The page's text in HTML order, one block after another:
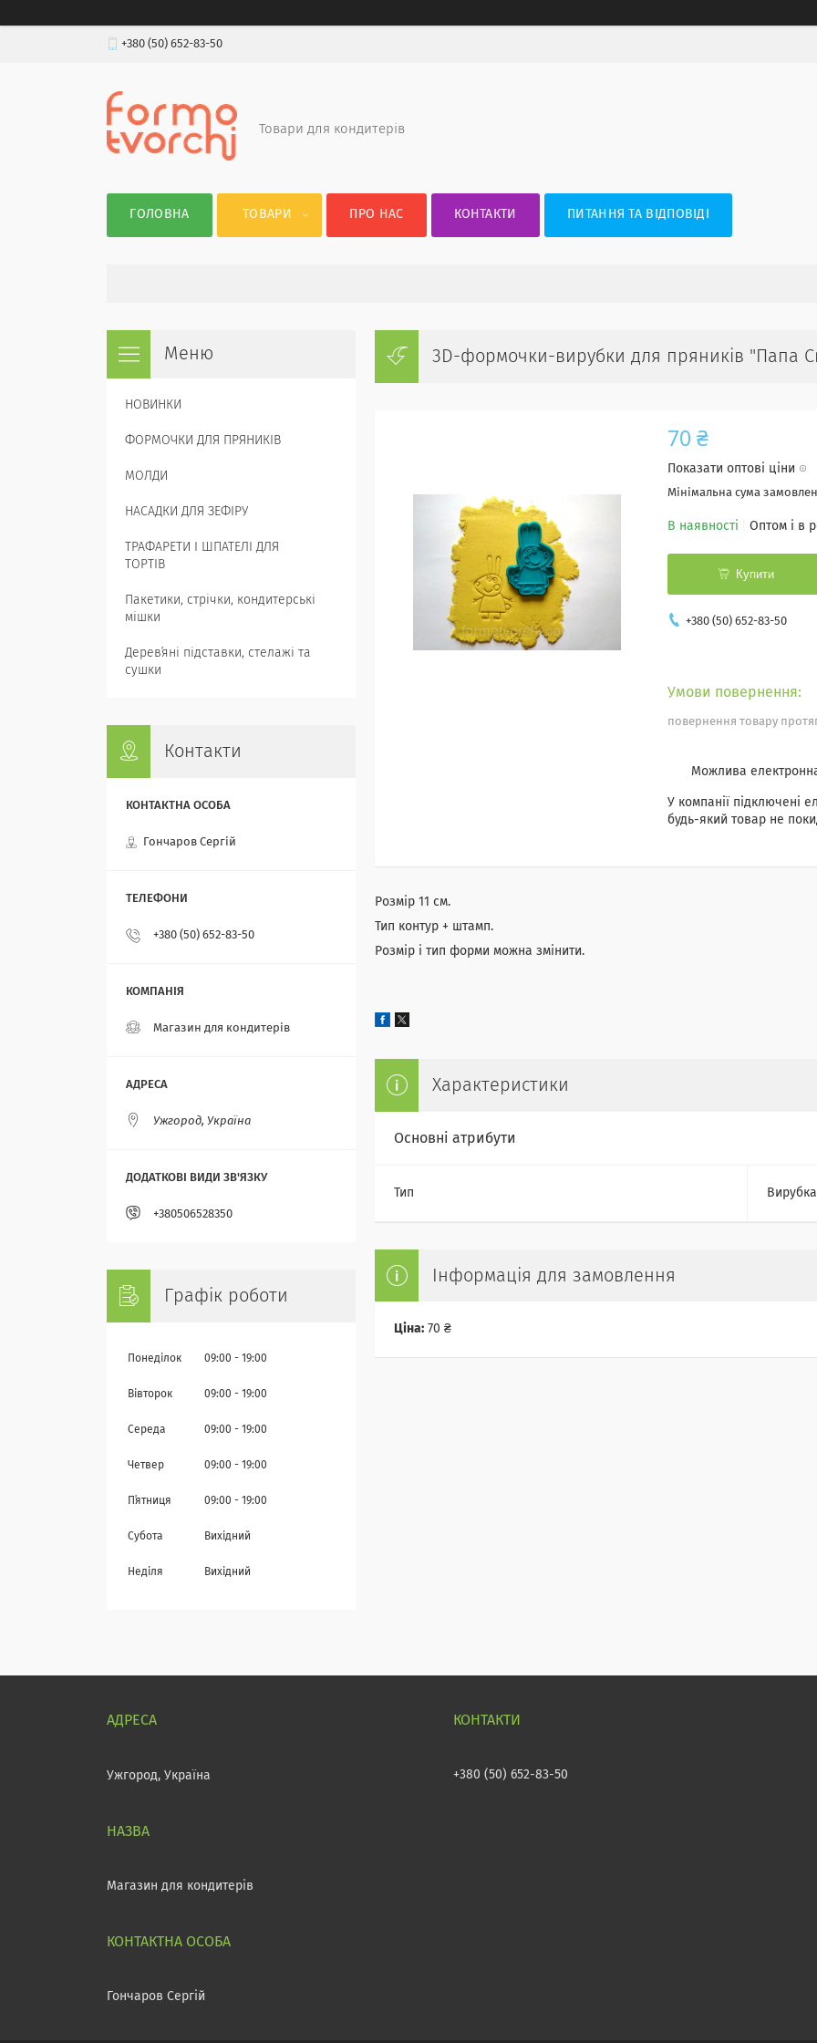
+380 (50) 652-83-50
Товари для кондитерів
ГОЛОВНА ТОВАРИ ПРО НАС КОНТАКТИ ПИТАННЯ ТА ВІДПОВІДІ
3D-формочки-вирубки для пряників "Папа
70 ₴
Показати оптові ціни
Мінімальна сума
В наявності Оптом і в
Купити
+380 (50) 652-83-50
повернення товару
У компанії підключені
будь-який товар не
Розмір 11 см.
Тип контур + штамп.
Розмір і тип форми можна змінити.
Характеристики
Основні атрибути
Тип Вирубка
Інформація для замовлення
Ціна: 70 ₴
НОВИНКИ
ФОРМОЧКИ ДЛЯ ПРЯНИКІВ
МОЛДИ
НАСАДКИ ДЛЯ ЗЕФІРУ
ТРАФАРЕТИ І ШПАТЕЛІ ДЛЯ
ТОРТІВ
Пакетики, стрічки, кондитерські
мішки
Деревʼяні підставки, стелажі та
сушки
Контакти
Гончаров Сергій
+380 (50) 652-83-50
Магазин для кондитерів
Ужгород, Україна
+380506528350
Графік роботи
Понеділок 09:00 19:00
Вівторок 09:00 19:00
Середа 09:00 19:00
Четвер 09:00 19:00
Пʼятниця 09:00 19:00
Субота Вихідний
Неділя Вихідний
Ужгород, Україна
Магазин для кондитерів
Гончаров Сергій
+380 (50) 652-83-50